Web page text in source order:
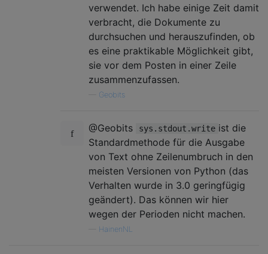
verwendet. Ich habe einige Zeit damit
verbracht, die Dokumente zu
durchsuchen und herauszufinden, ob
es eine praktikable Möglichkeit gibt,
sie vor dem Posten in einer Zeile
zusammenzufassen.
Geobits
@Geobits sys.stdout.write ist die
Standardmethode für die Ausgabe
von Text ohne Zeilenumbruch in den
meisten Versionen von Python (das
Verhalten wurde in 3.0 geringfügig
geändert). Das können wir hier
wegen der Perioden nicht machen.
HainenNL